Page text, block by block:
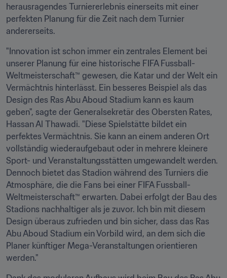
herausragendes Turniererlebnis einerseits mit einer
perfekten Planung für die Zeit nach dem Turnier
andererseits.
"Innovation ist schon immer ein zentrales Element bei
unserer Planung für eine historische FIFA Fussball-
Weltmeisterschaft™ gewesen, die Katar und der Welt ein
Vermächtnis hinterlässt. Ein besseres Beispiel als das
Design des Ras Abu Aboud Stadium kann es kaum
geben", sagte der Generalsekretär des Obersten Rates,
Hassan Al Thawadi. "Diese Spielstätte bildet ein
perfektes Vermächtnis. Sie kann an einem anderen Ort
vollständig wiederaufgebaut oder in mehrere kleinere
Sport- und Veranstaltungsstätten umgewandelt werden.
Dennoch bietet das Stadion während des Turniers die
Atmosphäre, die die Fans bei einer FIFA Fussball-
Weltmeisterschaft™ erwarten. Dabei erfolgt der Bau des
Stadions nachhaltiger als je zuvor. Ich bin mit diesem
Design überaus zufrieden und bin sicher, dass das Ras
Abu Aboud Stadium ein Vorbild wird, an dem sich die
Planer künftiger Mega-Veranstaltungen orientieren
werden."